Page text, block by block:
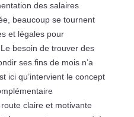
des salaires
beaucoup se tournent
et légales pour
besoin de trouver des
ses fins de mois n’a
ici qu’intervient le concept
claire et motivante